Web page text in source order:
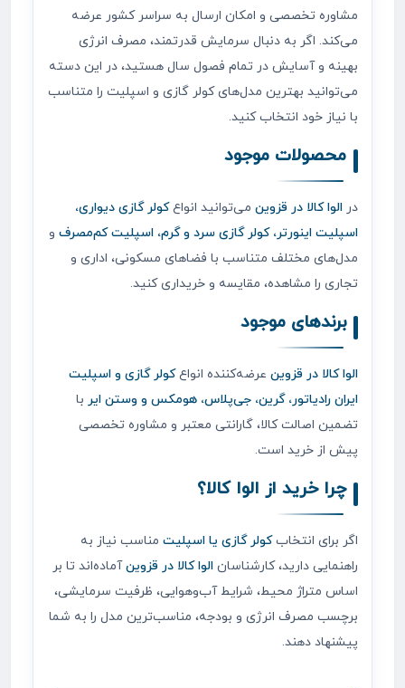
مشاوره تخصصی و امکان ارسال به سراسر کشور عرضه
می‌کند. اگر به دنبال سرمایش قدرتمند، مصرف انرژی
بهینه و آسایش در تمام فصول سال هستید، در این دسته
می‌توانید بهترین مدل‌های کولر گازی و اسپلیت را متناسب
با نیاز خود انتخاب کنید.
محصولات موجود
در الوا کالا در قزوین می‌توانید انواعکولر گازی دیواری،
اسپلیت اینورتر، کولر گازی سرد و گرم، اسپلیت کم‌مصرف و
مدل‌های مختلف متناسب با فضاهای مسکونی، اداری و
تجاری را مشاهده، مقایسه و خریداری کنید.
برندهای موجود
الوا کالا در قزوین عرضه‌کننده انواعکولر گازی و اسپلیت
ایران رادیاتور، گرین، جی‌پلاس، هومکس و وستن ایر با
تضمین اصالت کالا، گارانتی معتبر و مشاوره تخصصی
پیش از خرید است.
چرا خرید از الوا کالا؟
اگر برای انتخابکولر گازی یا اسپلیت مناسب نیاز به
راهنمایی دارید، کارشناسان الوا کالا در قزوینآماده‌اند تا بر
اساس متراژ محیط، شرایط آب‌وهوایی، ظرفیت سرمایشی،
برچسب مصرف انرژی و بودجه، مناسب‌ترین مدل را به شما
پیشنهاد دهند.